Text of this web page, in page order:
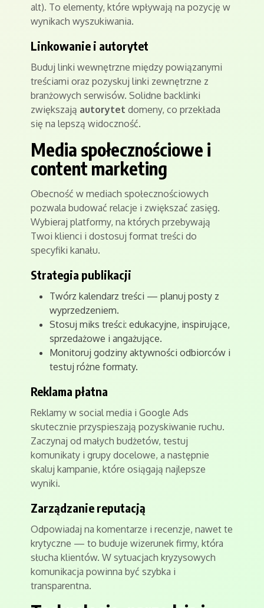
alt). To elementy, które wpływają na pozycję w
wynikach wyszukiwania.
Linkowanie i autorytet
Buduj linki wewnętrzne między powiązanymi
treściami oraz pozyskuj linki zewnętrzne z
branżowych serwisów. Solidne backlinki
zwiększają autorytet domeny, co przekłada
się na lepszą widoczność.
Media społecznościowe i
content marketing
Obecność w mediach społecznościowych
pozwala budować relacje i zwiększać zasięg.
Wybieraj platformy, na których przebywają
Twoi klienci i dostosuj format treści do
specyfiki kanału.
Strategia publikacji
Twórz kalendarz treści — planuj posty z
wyprzedzeniem.
Stosuj miks treści: edukacyjne, inspirujące,
sprzedażowe i angażujące.
Monitoruj godziny aktywności odbiorców i
testuj różne formaty.
Reklama płatna
Reklamy w social media i Google Ads
skutecznie przyspieszają pozyskiwanie ruchu.
Zaczynaj od małych budżetów, testuj
komunikaty i grupy docelowe, a następnie
skaluj kampanie, które osiągają najlepsze
wyniki.
Zarządzanie reputacją
Odpowiadaj na komentarze i recenzje, nawet te
krytyczne — to buduje wizerunek firmy, która
słucha klientów. W sytuacjach kryzysowych
komunikacja powinna być szybka i
transparentna.